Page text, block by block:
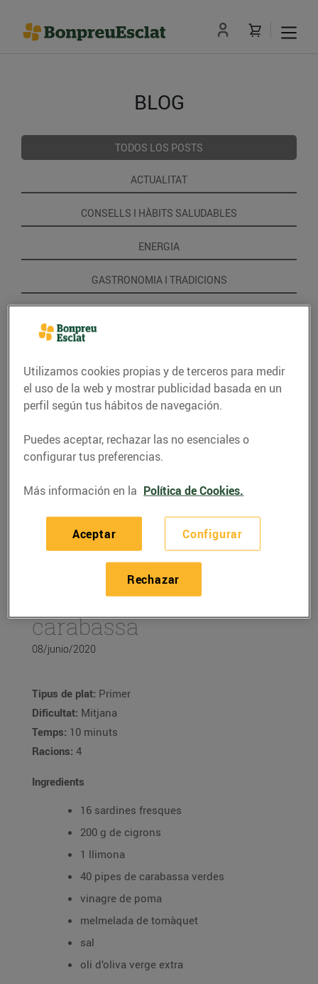
BLOG
TODOS LOS POSTS
ACTUALITAT
CONSELLS I HÀBITS SALUDABLES
ENERGIA
GASTRONOMIA I TRADICIONS
RECETAS
Recepta de sardines
marinades amb puré de
cigrons i pipes de
carabassa
08/junio/2020
Tipus de plat: Primer
Dificultat: Mitjana
Temps: 10 minuts
Racions: 4
Ingredients
16 sardines fresques
200 g de cigrons
1 llimona
40 pipes de carabassa verdes
vinagre de poma
melmelada de tomàquet
sal
oli d’oliva verge extra
Utilizamos cookies propias y de terceros para medir
el uso de la web y mostrar publicidad basada en un
perfil según tus hábitos de navegación.
Puedes aceptar, rechazar las no esenciales o
configurar tus preferencias.
Más información en la Política de Cookies.
Configurar
Rechazar
Aceptar